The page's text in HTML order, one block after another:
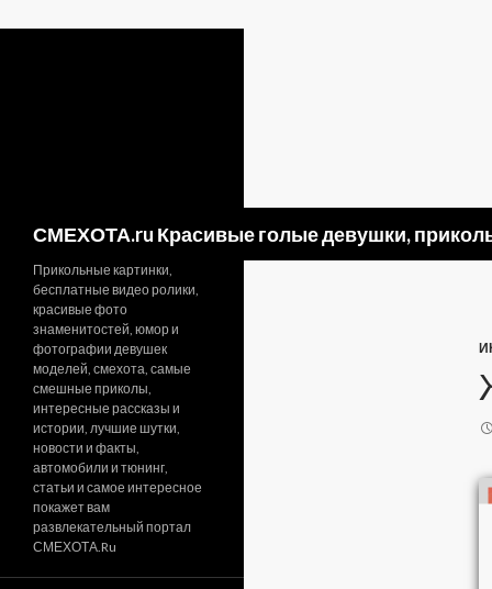
СМЕХОТА.ru Красивые голые девушки,
Прикольные картинки,
бесплатные видео ролики,
красивые фото
знаменитостей, юмор и
фотографии девушек
моделей, смехота, самые
смешные приколы,
интересные рассказы и
истории, лучшие шутки,
новости и факты,
автомобили и тюнинг,
статьи и самое интересное
покажет вам
развлекательный портал
СМЕХОТА.Ru